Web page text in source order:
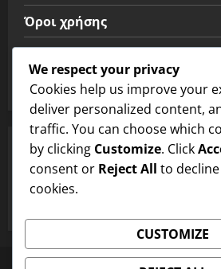
Όροι χρήσης
Σχετικά με εμάς
Προτιμήσεις cookies
ΑΝΑΖΉΤΗΣΗ
Search
Επικοινωνία
We respect your privacy
Cookies help us improve your
deliver personalized content,
traffic. You can choose which
by clicking Customize. Click
consent or Reject All to
cookies.
CUSTOMIZE